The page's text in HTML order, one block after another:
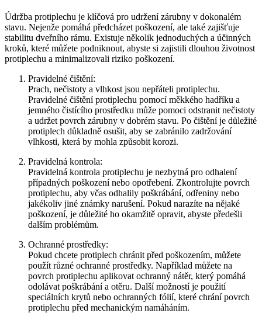
Údržba protiplechu je klíčová pro udržení zárubny v dokonalém
stavu. Nejenže pomáhá předcházet poškození, ale také zajišťuje
stabilitu dveřního rámu. Existuje několik jednoduchých a účinných
kroků, které můžete podniknout, abyste si zajistili dlouhou životnost
protiplechu a minimalizovali riziko poškození.
Pravidelné čištění:
Prach, nečistoty a vlhkost jsou nepřáteli protiplechu.
Pravidelné čištění protiplechu pomocí měkkého hadříku a
jemného čistícího prostředku může pomoci odstranit nečistoty
a udržet povrch zárubny v dobrém stavu. Po čištění je důležité
protiplech důkladně osušit, aby se zabránilo zadržování
vlhkosti, která by mohla způsobit korozi.
Pravidelná kontrola:
Pravidelná kontrola protiplechu je nezbytná pro odhalení
případných poškození nebo opotřebení. Zkontrolujte povrch
protiplechu, aby včas odhalily poškrábání, odřeniny nebo
jakékoliv jiné známky narušení. Pokud narazíte na nějaké
poškození, je důležité ho okamžitě opravit, abyste předešli
dalším problémům.
Ochranné prostředky:
Pokud chcete protiplech chránit před poškozením, můžete
použít různé ochranné prostředky. Například můžete na
povrch protiplechu aplikovat ochranný nátěr, který pomáhá
odolávat poškrábání a otěru. Další možností je použití
speciálních krytů nebo ochranných fólií, které chrání povrch
protiplechu před mechanickým namáháním.